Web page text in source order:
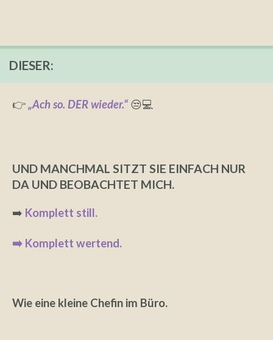
DIESER:
👉„Ach so. DER wieder.“ 😒💻
UND MANCHMAL SITZT SIE EINFACH NUR
DA UND BEOBACHTET MICH.
➡️ Komplett still.
➡️ Komplett wertend.
Wie eine kleine Chefin im Büro.